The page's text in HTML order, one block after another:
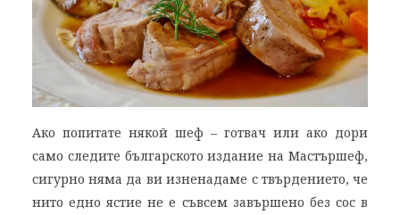
Ако попитате някой шеф – готвач или ако дори
само следите българското издание на Мастършеф,
сигурно няма да ви изненадаме с твърдението, че
нито едно ястие не е съвсем завършено без сос в